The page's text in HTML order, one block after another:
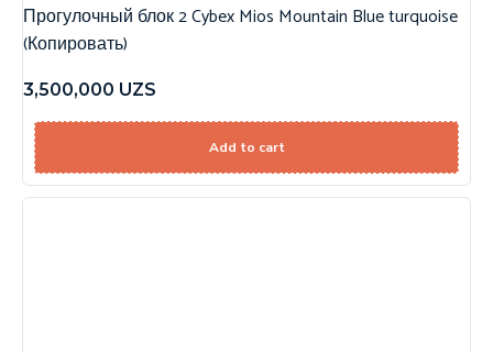
Прогулочный блок 2 Cybex Mios Mountain Blue turquoise
(Копировать)
3,500,000 UZS
Add to cart